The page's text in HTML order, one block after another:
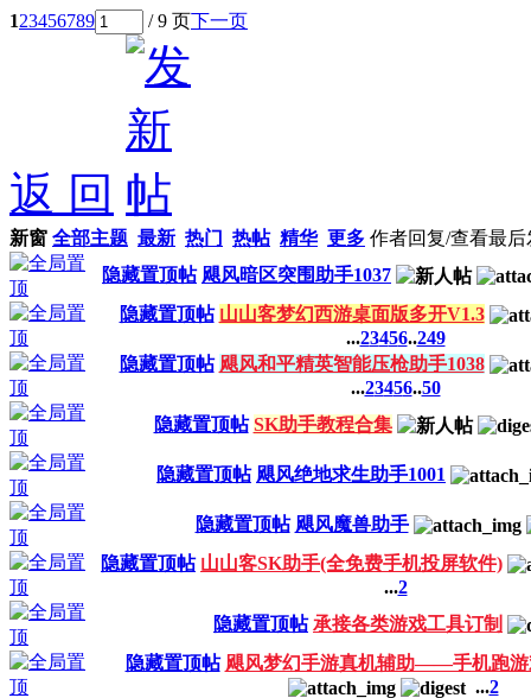
123456789 / 9 页下一页
返 回
新窗 全部主题 最新 热门 热帖 精华 更多 作者回复/查看最后
隐藏置顶帖 飓风暗区突围助手1037
隐藏置顶帖 山山客梦幻西游桌面版多开V1.3
...23456..249
隐藏置顶帖 飓风和平精英智能压枪助手1038
...23456..50
隐藏置顶帖 SK助手教程合集
隐藏置顶帖 飓风绝地求生助手1001
隐藏置顶帖 飓风魔兽助手
隐藏置顶帖 山山客SK助手(全免费手机投屏软件)
...2
隐藏置顶帖 承接各类游戏工具订制
隐藏置顶帖 飓风梦幻手游真机辅助——手机跑游
...2